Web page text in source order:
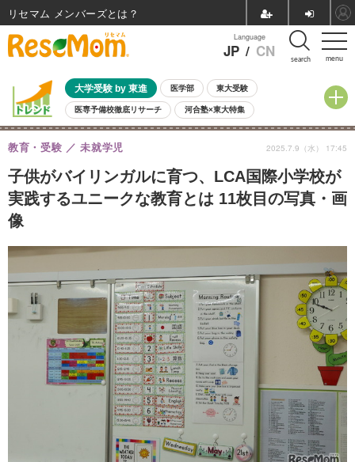
menu
Language
JP / CN search
大学受験 by 東進 医学部 東大受験
医専予備校徹底リサーチ 河合塾×東大特集
親子で考える大学選び 高校受験 中学受験 小学校受験
共通テスト 夏休み
8月開催イベント・WS 全国公立高校 過去問 人気記事
自由研究教材（小学生向け） 自由研究教材（中学生向け） ランキング
子供がバイリンガルに育つ、LCA国際小学校が
実践するユニークな教育とは 11枚目の写真・画
像
教育・受験 未就学児 2025.7.9（水） 17:45
リセマム メンバーズ